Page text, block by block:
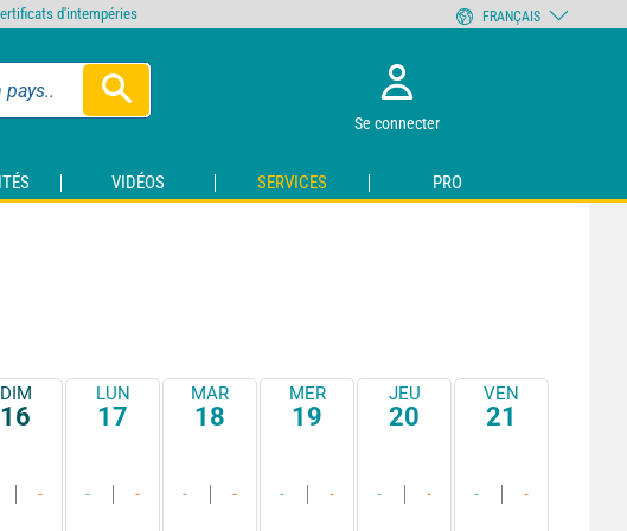
Se connecter
VIDÉOS SERVICES PRO
DIM
16
-
LUN
17
- -
MAR
18
- -
MER
19
- -
JEU
20
- -
VEN
21
- -
d'intempéries FRANÇAIS